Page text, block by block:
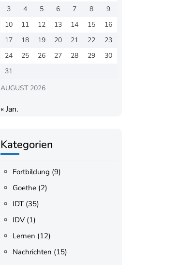
AUGUST 2026
3
4 5 6 7 8
9
10
11 12 13 14 15
16
17
18 19 20 21 22
23
24
25 26 27 28 29
30
31
« Jan.
Kategorien
Fortbildung (9)
Goethe(2)
IDT(35)
IDV(1)
Lernen (12)
Nachrichten (15)